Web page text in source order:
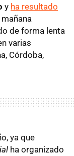
y ha resultado
de forma lenta
varias
Córdoba,
ya que
ha organizado